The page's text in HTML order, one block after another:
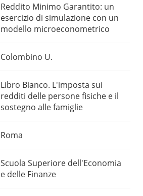
Reddito Minimo Garantito: un
esercizio di simulazione con un
modello microeconometrico
Colombino U.
Libro Bianco. L'imposta sui
redditi delle persone fisiche e il
sostegno alle famiglie
Roma
Scuola Superiore dell'Economia
e delle Finanze